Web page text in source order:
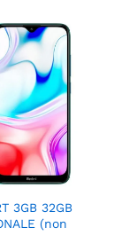
3GB 32GB
(non